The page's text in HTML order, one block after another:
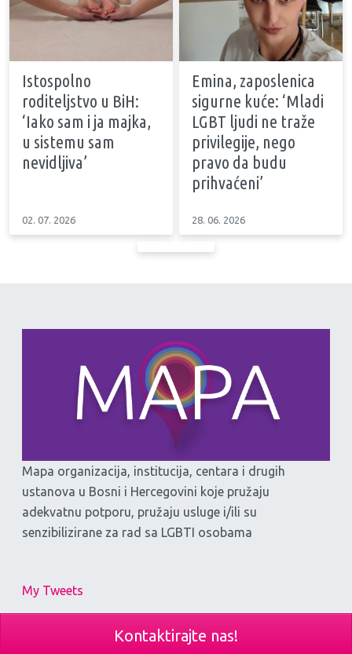
Istospolno
roditeljstvo u BiH:
‘Iako sam i ja majka,
u sistemu sam
nevidljiva’
02. 07. 2026
Emina, zaposlenica
sigurne kuće: ‘Mladi
LGBT ljudi ne traže
privilegije, nego
pravo da budu
prihvaćeni’
28. 06. 2026
Mapa organizacija, institucija, centara i drugih
ustanova u Bosni i Hercegovini koje pružaju
adekvatnu potporu, pružaju usluge i/ili su
senzibilizirane za rad sa LGBTI osobama
My Tweets
Kontaktirajte nas!